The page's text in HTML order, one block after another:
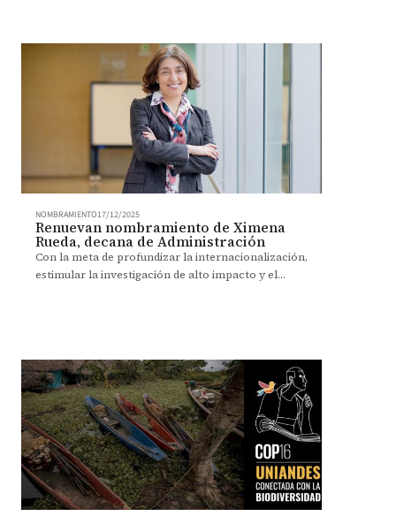
NOMBRAMIENTO17/12/2025
Renuevan nombramiento de Ximena
Rueda, decana de Administración
Con la meta de profundizar la internacionalización,
estimular la investigación de alto impacto y el